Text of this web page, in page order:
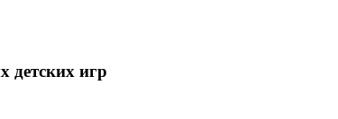
детских игр